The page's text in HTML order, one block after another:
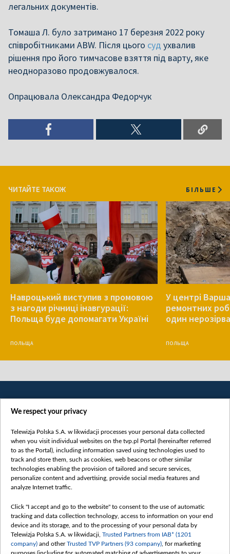
легальних документів.
Томаша Л. було затримано 17 березня 2022 року
співробітниками ABW. Після цього суд ухвалив
рішення про його тимчасове взяття під варту, яке
неодноразово продовжувалося.
Опрацювала Олександра Федорчук
ЧИТАЙТЕ ТАКОЖ БІЛЬШЕ
Навроцький виступив з промовою
з нагоди річниці інавгурації:
Польща буде допомагати Україні
ПОЛЬЩА
У центрі
ремонтних
один
ПОЛЬЩА
Категорії
Новини
Докладно
Погляд
Цікаво
Slawa.tv
We respect your privacy
Telewizja Polska S.A. w likwidacji processes your personal data collected
when you visit individual websites on the tvp.pl Portal (hereinafter referred
to as the Portal), including information saved using technologies used to
track and store them, such as cookies, web beacons or other similar
technologies enabling the provision of tailored and secure services,
personalize content and advertising, provide social media features and
analyze Internet traffic.
Click "I accept and go to the website" to consent to the use of automatic
tracking and data collection technology, access to information on your end
device and its storage, and to the processing of your personal data by
Telewizja Polska S.A. w likwidacji, Trusted Partners from IAB* (1201
company) and otherTrusted TVP Partners (93 company) , for marketing